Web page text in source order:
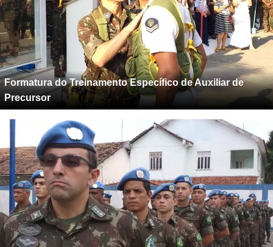
Formatura do Treinamento Específico de Auxiliar de
Precursor